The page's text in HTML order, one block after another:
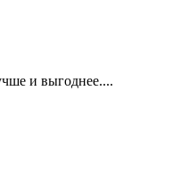
и выгоднее....